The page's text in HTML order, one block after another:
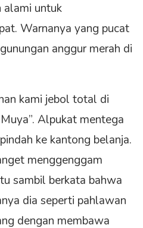
alami untuk
Warnanya yang pucat
anggur merah di
kami jebol total di
Alpukat mentega
ke kantong belanja.
menggenggam
sambil berkata bahwa
dia seperti pahlawan
dengan membawa